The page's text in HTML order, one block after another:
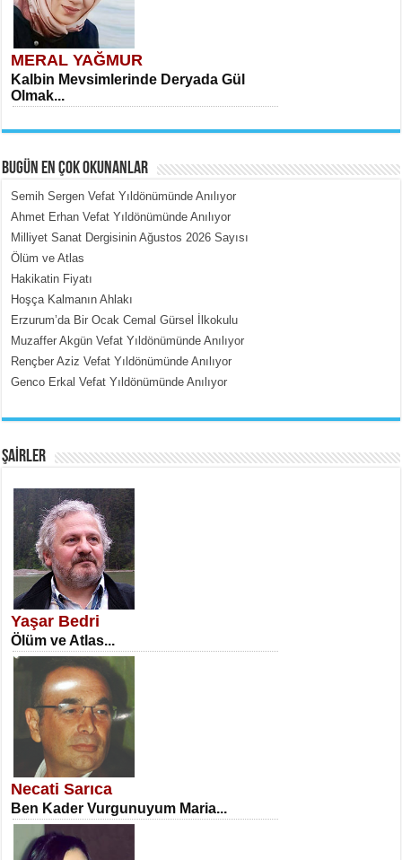
MERAL YAĞMUR
Kalbin Mevsimlerinde Deryada Gül
Olmak...
MEHMET ÇOBAN
İçerdeki Put Dışardaki Maskeler...
SATILMIŞ ÜMİT ÇETİNKAYA
Erkenlik...
NECLA DİLEK ARSLAN
Öğretmenler Günü Mahkemesi...
BUGÜN EN ÇOK OKUNANLAR
Semih Sergen Vefat Yıldönümünde Anılıyor
Ahmet Erhan Vefat Yıldönümünde Anılıyor
Milliyet Sanat Dergisinin Ağustos 2026 Sayısı
Ölüm ve Atlas
Hakikatin Fiyatı
Hoşça Kalmanın Ahlakı
Erzurum’da Bir Ocak Cemal Gürsel İlkokulu
Muzaffer Akgün Vefat Yıldönümünde Anılıyor
Rençber Aziz Vefat Yıldönümünde Anılıyor
Genco Erkal Vefat Yıldönümünde Anılıyor
ŞAİRLER
Yaşar Bedri
Ölüm ve Atlas...
Necati Sarıca
Ben Kader Vurgunuyum Maria...